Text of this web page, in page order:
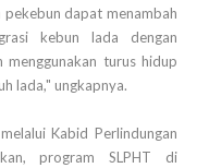
pekebun dapat menambah
kebun lada dengan
turus hidup
lada," ungkapnya.
Kabid Perlindungan
program SLPHT di